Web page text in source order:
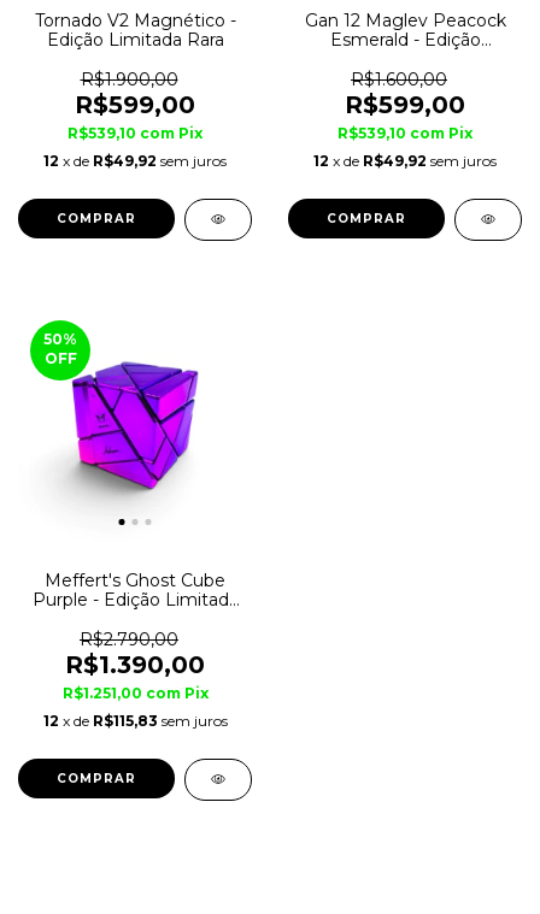
Tornado V2 Magnético -
Edição Limitada Rara
R$1.900,00
R$599,00
R$539,10 com Pix
12 x de R$49,92 sem juros
Gan 12 Maglev Peacock
Esmerald - Edição
R$1.600,00
R$599,00
R$539,10 com Pix
12 x de R$49,92 sem juros
50%
OFF
Meffert's Ghost Cube
Purple - Edição Limitada
R$2.790,00
R$1.390,00
R$1.251,00 com Pix
12 x de R$115,83 sem juros